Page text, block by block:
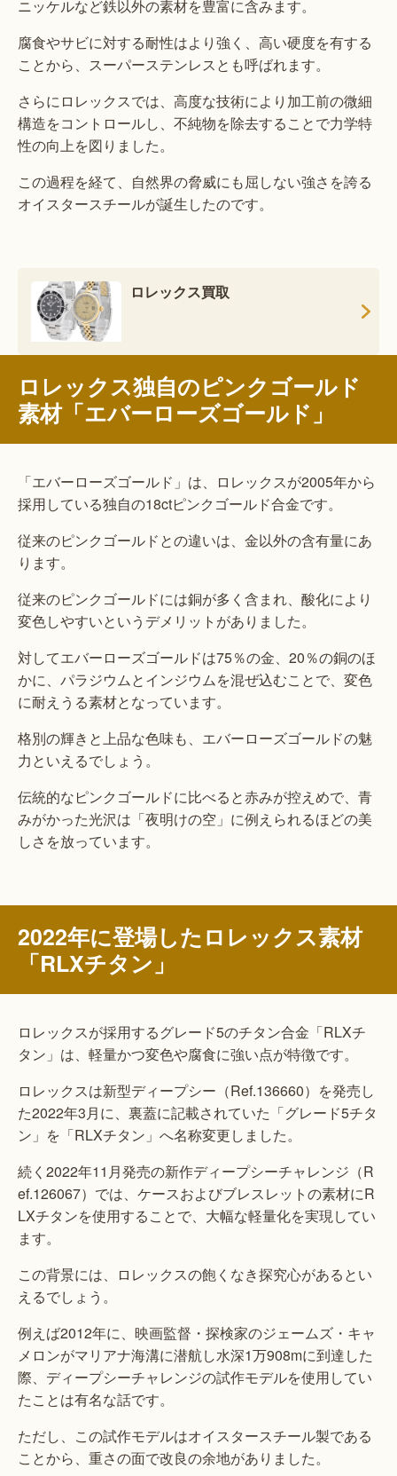
ニッケルなど鉄以外の素材を豊富に含みます。
腐食やサビに対する耐性はより強く、高い硬度を有する
ことから、スーパーステンレスとも呼ばれます。
さらにロレックスでは、高度な技術により加工前の微細
構造をコントロールし、不純物を除去することで力学特
性の向上を図りました。
この過程を経て、自然界の脅威にも屈しない強さを誇る
オイスタースチールが誕生したのです。
ロレックス買取
ロレックス独自のピンクゴールド
素材「エバーローズゴールド」
「エバーローズゴールド」は、ロレックスが2005年から
採用している独自の18ctピンクゴールド合金です。
従来のピンクゴールドとの違いは、金以外の含有量にあ
ります。
従来のピンクゴールドには銅が多く含まれ、酸化により
変色しやすいというデメリットがありました。
対してエバーローズゴールドは75％の金、20％の銅のほ
かに、パラジウムとインジウムを混ぜ込むことで、変色
に耐えうる素材となっています。
格別の輝きと上品な色味も、エバーローズゴールドの魅
力といえるでしょう。
伝統的なピンクゴールドに比べると赤みが控えめで、青
みがかった光沢は「夜明けの空」に例えられるほどの美
しさを放っています。
2022年に登場したロレックス素材
「RLXチタン」
ロレックスが採用するグレード5のチタン合金「RLXチ
タン」は、軽量かつ変色や腐食に強い点が特徴です。
ロレックスは新型ディープシー（Ref.136660）を発売し
た2022年3月に、裏蓋に記載されていた「グレード5チタ
ン」を「RLXチタン」へ名称変更しました。
続く2022年11月発売の新作ディープシーチャレンジ（R
ef.126067）では、ケースおよびブレスレットの素材にR
LXチタンを使用することで、大幅な軽量化を実現してい
ます。
この背景には、ロレックスの飽くなき探究心があるとい
えるでしょう。
例えば2012年に、映画監督・探検家のジェームズ・キャ
メロンがマリアナ海溝に潜航し水深1万908mに到達した
際、ディープシーチャレンジの試作モデルを使用してい
たことは有名な話です。
ただし、この試作モデルはオイスタースチール製である
ことから、重さの面で改良の余地がありました。